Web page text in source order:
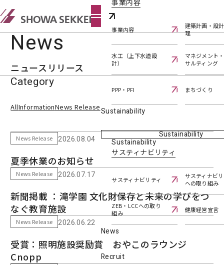
事業内容
事業内容
建築計画・設
理
水工（上下水道設
計）
マネジメント
サルティング
PPP・PFI まちづくり
Sustainability
Sustainability
Sustainability
サスティナビリティ
サスティナビリティ
サスティナビ
への取り組み
ZEB・LCCへの取り
組み
健康経営宣言
News
Recruit
News
ニュースリリース
Category
AllInformationNews Release
News Release 2026.08.04
夏季休業のお知らせ
News Release 2026.07.17
新聞掲載 ：滝学園 文化財保存と未来の学びをつ
なぐ教育施設
News Release 2026.06.22
受賞：照明施設奨励賞 おやこのラウンジ
Cnopp